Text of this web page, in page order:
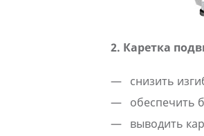
2. Каретка
снизить
обеспечить
выводить